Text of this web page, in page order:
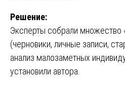
Решение:
Эксперты собрали множество
(черновики, личные записи,
анализ малозаметных
установили автора.